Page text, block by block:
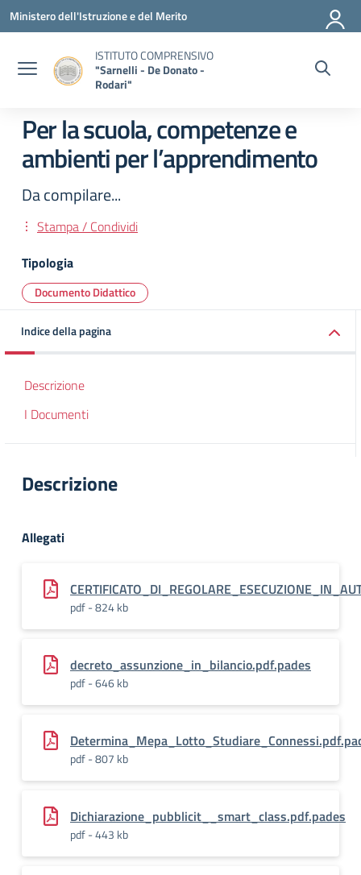
Vai ai contenuti
Vai al menu di navigazione
Vai al footer
Ministero dell'Istruzione e del Merito
ISTITUTO COMPRENSIVO
"Sarnelli - De Donato -
Rodari"
Per la scuola, competenze e
ambienti per l’apprendimento
Da compilare...
Stampa / Condividi
Tipologia
Documento Didattico
Indice della pagina
Descrizione
I Documenti
Descrizione
Allegati
pdf - 824 kb
decreto_assunzione_in_bilancio.pdf.pades
pdf - 646 kb
pdf - 807 kb
Dichiarazione_pubblicit__smart_class.pdf.pades
pdf - 443 kb